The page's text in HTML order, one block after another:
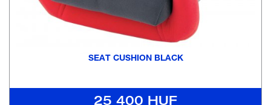
SEAT CUSHION BLACK
25 400 HUF